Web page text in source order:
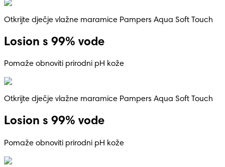
Otkrijte dječje vlažne maramice Pampers Aqua Soft Touch
Losion s 99% vode
Pomaže obnoviti prirodni pH kože
Otkrijte dječje vlažne maramice Pampers Aqua Soft Touch
Losion s 99% vode
Pomaže obnoviti prirodni pH kože